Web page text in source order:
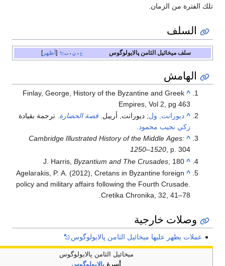
الفترة من الزمان.
السلف
أظهر سلف ميخائيل الثامن پالايولوگوس
الهامش
Finlay, George, History of the Byzantine and Greek
Empires, Vol 2, pg 463
ديورانت, ول; ديورانت, أرييل. قصة الحضارة. ترجمة بقيادة
زكي نجيب محمود
Cambridge Illustrated History of the Middle Ages:
1250–1520, p. 304
J. Harris,Byzantium and The Crusades, 180
Agelarakis, P. A. (2012), Cretans in Byzantine foreign
policy and military affairs following the Fourth Crusade.
Cretika Chronika, 32, 41–78.
وصلات خارجية
عملات يظهر عليها ميخائيل الثامن پالايولوگوس
ميخائيل الثامن پالايولوگوس
پالايولوگوس